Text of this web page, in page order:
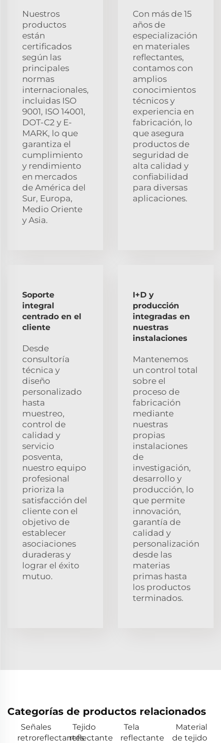
Nuestros
productos
están
certificados
según las
principales
normas
internacionales,
incluidas ISO
9001, ISO 14001,
DOT-C2 y E-
MARK, lo que
garantiza el
cumplimiento
y rendimiento
en mercados
de América del
Sur, Europa,
Medio Oriente
y Asia.
Con más de 15
años de
especialización
en materiales
reflectantes,
contamos con
amplios
conocimientos
técnicos y
experiencia en
fabricación, lo
que asegura
productos de
seguridad de
alta calidad y
confiabilidad
para diversas
aplicaciones.
Soporte
integral
centrado en el
cliente
Desde
consultoría
técnica y
diseño
personalizado
hasta
muestreo,
control de
calidad y
servicio
posventa,
nuestro equipo
profesional
prioriza la
satisfacción del
cliente con el
objetivo de
establecer
asociaciones
duraderas y
lograr el éxito
mutuo.
I+D y
producción
integradas en
nuestras
instalaciones
Mantenemos
un control total
sobre el
proceso de
fabricación
mediante
nuestras
propias
instalaciones
de
investigación,
desarrollo y
producción, lo
que permite
innovación,
garantía de
calidad y
personalización
desde las
materias
primas hasta
los productos
terminados.
Categorías de productos relacionados
Señales
retroreflectantes
Tejido
reflectante
Tela
reflectante
Material
de tejido